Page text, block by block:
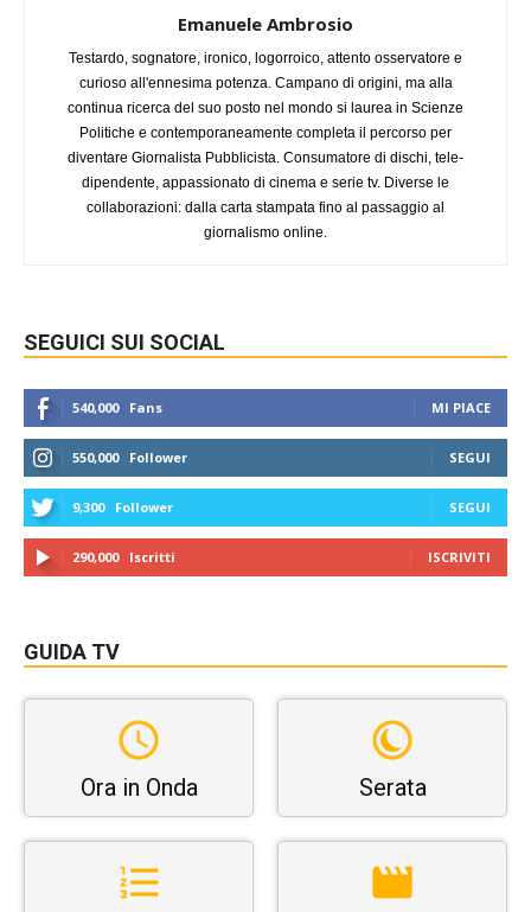
Emanuele Ambrosio
Testardo, sognatore, ironico, logorroico, attento osservatore e
curioso all'ennesima potenza. Campano di origini, ma alla
continua ricerca del suo posto nel mondo si laurea in Scienze
Politiche e contemporaneamente completa il percorso per
diventare Giornalista Pubblicista. Consumatore di dischi, tele-
dipendente, appassionato di cinema e serie tv. Diverse le
collaborazioni: dalla carta stampata fino al passaggio al
giornalismo online.
SEGUICI SUI SOCIAL
540,000 Fans MI PIACE
550,000 Follower SEGUI
9,300 Follower SEGUI
290,000 Iscritti ISCRIVITI
GUIDA TV
Ora in Onda Serata